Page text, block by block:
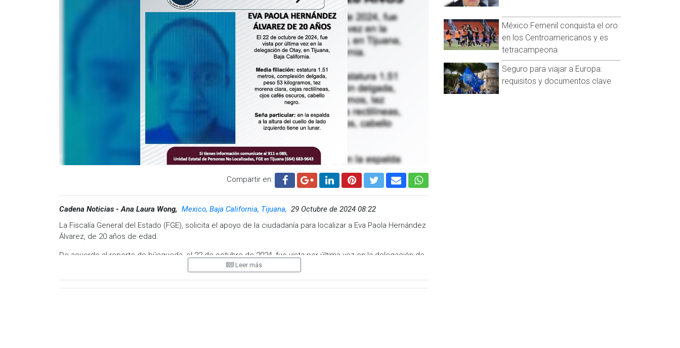
Compartir en:
Cadena Noticias - Ana Laura Wong, Mexico, Baja California, Tijuana, 29 Octubre de 2024 08:22
La Fiscalía General del Estado (FGE), solicita el apoyo de la ciudadanía para localizar a Eva Paola Hernández
Álvarez, de 20 años de edad.
De acuerdo al reporte de búsqueda, el 22 de octubre de 2024, fue vista por última vez en la delegación de
Otay, en Tijuana, y desde entonces se desconoce su paradero.
Leer más
México Femenil conquista el oro
en los Centroamericanos y es
tetracampeona
Seguro para viajar a Europa:
requisitos y documentos clave